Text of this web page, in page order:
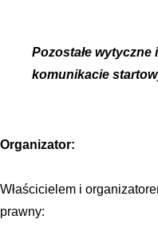
Pozostałe
komunikacie
Organizator:
Właścicielem i
prawny: